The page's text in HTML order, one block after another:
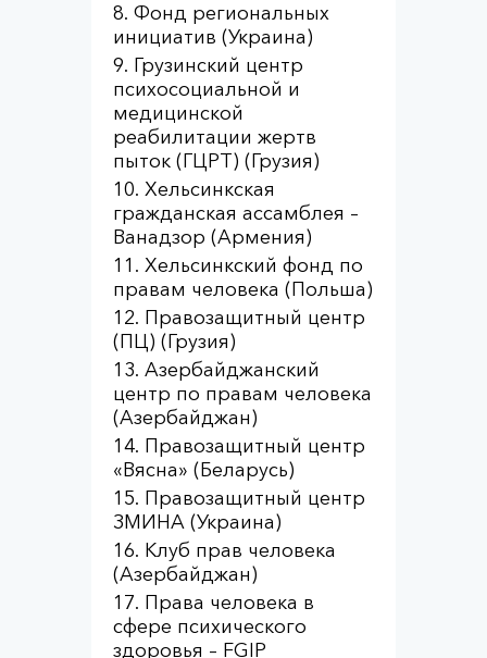
Фонд региональных
инициатив (Украина)
Грузинский центр
психосоциальной и
медицинской
реабилитации жертв
пыток (ГЦРТ) (Грузия)
Хельсинкская
гражданская ассамблея –
Ванадзор (Армения)
Хельсинкский фонд по
правам человека (Польша)
Правозащитный центр
(ПЦ) (Грузия)
Азербайджанский
центр по правам человека
(Азербайджан)
Правозащитный центр
«Вясна» (Беларусь)
Правозащитный центр
ЗМИНА (Украина)
Клуб прав человека
(Азербайджан)
Права человека в
сфере психического
здоровья – FGIP